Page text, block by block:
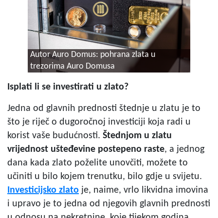
Autor Auro Domus: pohrana zlata u
trezorima Auro Domusa
Isplati li se investirati u zlato?
Jedna od glavnih prednosti štednje u zlatu je to
što je riječ o dugoročnoj investiciji koja radi u
korist vaše budućnosti. Štednjom u zlatu
vrijednost ušteđevine postepeno raste, a jednog
dana kada zlato poželite unovčiti, možete to
učiniti u bilo kojem trenutku, bilo gdje u svijetu.
Investicijsko zlato je, naime, vrlo likvidna imovina
i upravo je to jedna od njegovih glavnih prednosti